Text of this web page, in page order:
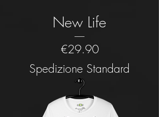
New Life
Price
€29.90
Spedizione Standard